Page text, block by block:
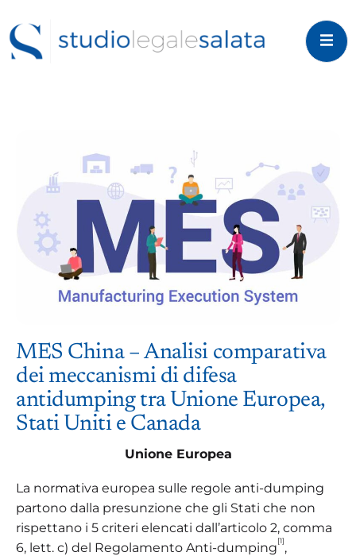
MES China – Analisi comparativa
dei meccanismi di difesa
antidumping tra Unione Europea,
Stati Uniti e Canada
Unione Europea
La normativa europea sulle regole anti-dumping
partono dalla presunzione che gli Stati che non
rispettano i 5 criteri elencati dall’articolo 2, comma
6, lett. c) del Regolamento Anti-dumping [1],